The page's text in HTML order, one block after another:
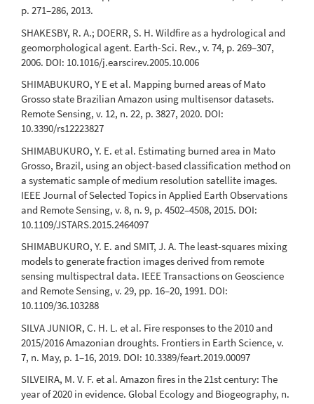
p. 271–286, 2013.
SHAKESBY, R. A.; DOERR, S. H. Wildfire as a hydrological and
geomorphological agent. Earth-Sci. Rev., v. 74, p. 269–307,
2006. DOI: 10.1016/j.earscirev.2005.10.006
SHIMABUKURO, Y E et al. Mapping burned areas of Mato
Grosso state Brazilian Amazon using multisensor datasets.
Remote Sensing, v. 12, n. 22, p. 3827, 2020. DOI:
10.3390/rs12223827
SHIMABUKURO, Y. E. et al. Estimating burned area in Mato
Grosso, Brazil, using an object-based classification method on
a systematic sample of medium resolution satellite images.
IEEE Journal of Selected Topics in Applied Earth Observations
and Remote Sensing, v. 8, n. 9, p. 4502–4508, 2015. DOI:
10.1109/JSTARS.2015.2464097
SHIMABUKURO, Y. E. and SMIT, J. A. The least-squares mixing
models to generate fraction images derived from remote
sensing multispectral data. IEEE Transactions on Geoscience
and Remote Sensing, v. 29, pp. 16–20, 1991. DOI:
10.1109/36.103288
SILVA JUNIOR, C. H. L. et al. Fire responses to the 2010 and
2015/2016 Amazonian droughts. Frontiers in Earth Science, v.
7, n. May, p. 1–16, 2019. DOI: 10.3389/feart.2019.00097
SILVEIRA, M. V. F. et al. Amazon fires in the 21st century: The
year of 2020 in evidence. Global Ecology and Biogeography, n.